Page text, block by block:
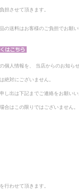
担させて頂きます。
送料はお客様のご負担でお願い
個人情報を、 当店からのお知ら
絶対にございません。
し出は下記までご連絡をお願いい
合はこの限りではございません。
行わせて頂きます。